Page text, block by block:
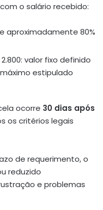
o salário recebido:
aproximadamente 80%
valor fixo definido
estipulado
ocorre 30 dias após
os critérios legais
de requerimento, o
reduzido
e problemas